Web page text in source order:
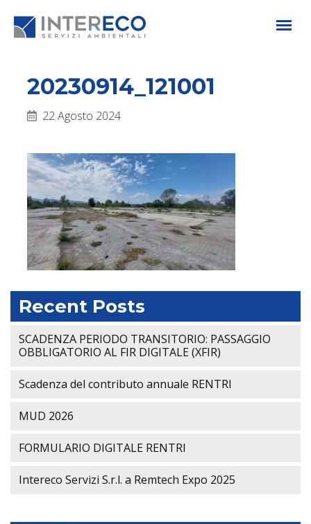
20230914_121001
22 Agosto 2024
Recent Posts
SCADENZA PERIODO TRANSITORIO: PASSAGGIO
OBBLIGATORIO AL FIR DIGITALE (XFIR)
Scadenza del contributo annuale RENTRI
MUD 2026
FORMULARIO DIGITALE RENTRI
Intereco Servizi S.r.l. a Remtech Expo 2025